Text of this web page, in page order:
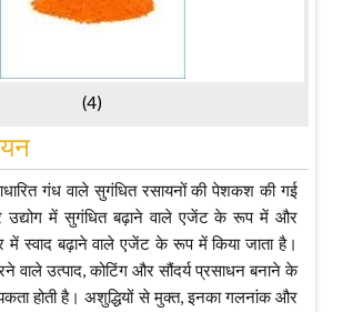
(4)
गंध वाले सुगंधित रसायनों की पेशकश की गई
उद्योग में सुगंधित बढ़ाने वाले एजेंट के रूप में और
में स्वाद बढ़ाने वाले एजेंट के रूप में किया जाता है।
वाले उत्पाद, कोटिंग और सौंदर्य प्रसाधन बनाने के
होती है। अशुद्धियों से मुक्त, इनका गलनांक और